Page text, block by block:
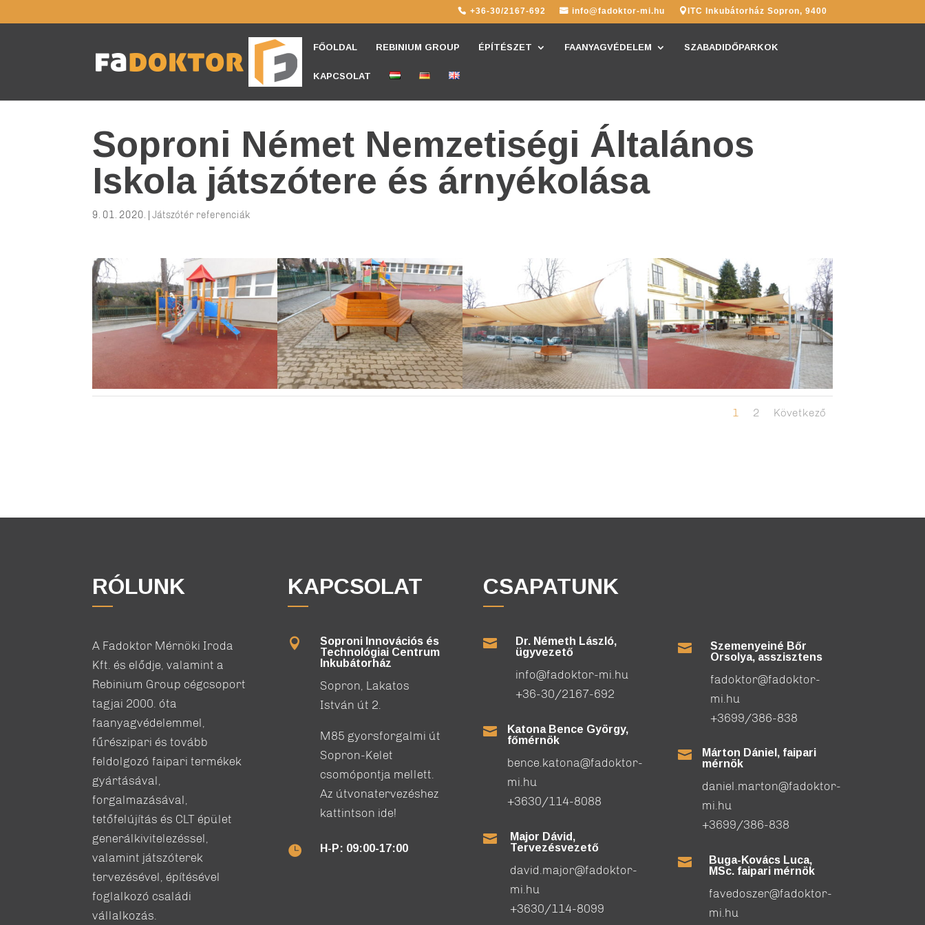
+36-30/2167-692 info@fadoktor-mi.hu ITC Inkubátorház Sopron, 9400
FŐOLDAL REBINIUM GROUP ÉPÍTÉSZET FAANYAGVÉDELEM SZABADIDŐPARKOK
KAPCSOLAT
Soproni Német Nemzetiségi Általános
Iskola játszótere és árnyékolása
9. 01. 2020. |Játszótér referenciák
1 2 Következő
RÓLUNK
A Fadoktor Mérnöki Iroda
Kft. és elődje, valamint a
Rebinium Group cégcsoport
tagjai 2000. óta
faanyagvédelemmel,
fűrészipari és tovább
feldolgozó faipari termékek
gyártásával,
forgalmazásával,
tetőfelújítás és CLT épület
generálkivitelezéssel,
valamint játszóterek
tervezésével, építésével
foglalkozó családi
vállalkozás.
KAPCSOLAT

Soproni Innovációs és
Technológiai Centrum
Inkubátorház
Sopron, Lakatos
István út 2.
M85 gyorsforgalmi út
Sopron-Kelet
csomópontja mellett.
Az útvonatervezéshez
kattintson ide!
 H-P: 09:00-17:00
CSAPATUNK

Dr. Németh László,
ügyvezető
info@fadoktor-mi.hu
+36-30/2167-692

Katona Bence György,
főmérnök
bence.katona@fadoktor-
mi.hu
+3630/114-8088

Major Dávid,
Tervezésvezető
david.major@fadoktor-
mi.hu
+3630/114-8099

Szemenyeiné Bőr
Orsolya, asszisztens
fadoktor@fadoktor-
mi.hu
+3699/386-838

Márton Dániel, faipari
mérnök
daniel.marton@fadoktor-
mi.hu
+3699/386-838

Buga-Kovács Luca,
MSc. faipari mérnök
favedoszer@fadoktor-
mi.hu